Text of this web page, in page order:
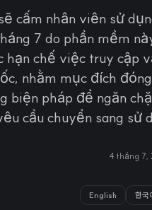
cấm nhân viên sử
7 do phần mềm
hạn chế việc truy cập
nhằm mục đích
biện pháp để ngăn
cầu chuyển sang sử
4 tháng 7,
English 한국